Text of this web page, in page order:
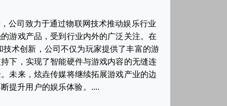
公司致力于通过物联网技术推动娱乐行业
游戏产品，受到行业内外的广泛关注。在
术创新，公司不仅为玩家提供了丰富的游
下，实现了智能硬件与游戏内容的无缝连
未来，炫垚传媒将继续拓展游戏产业的边
提升用户的娱乐体验。....